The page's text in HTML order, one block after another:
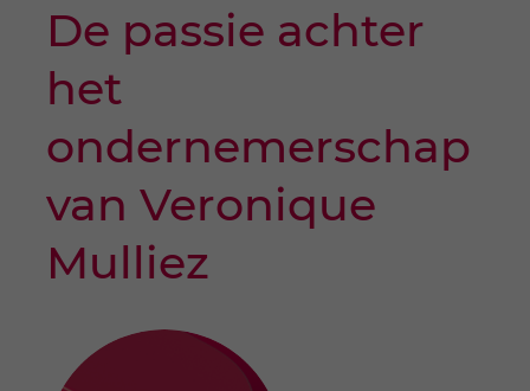
De passie achter
het
ondernemerschap
van Veronique
Mulliez